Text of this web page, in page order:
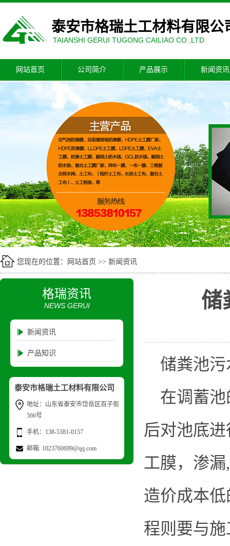
泰安市格瑞土工材料有限公
TAIANSHI GERUI TUGONG CAILIAO CO.,LTD
网站首页 公司简介 产品展示 新闻资讯
您现在的位置： 网站首页 >> 新闻资讯
格瑞资讯
NEWS GERUI
新闻资讯
产品知识
泰安市格瑞土工材料有限公司
地址：山东省泰安市岱岳区百子街
566号
手机：138-5381-0157
邮箱: 1023760699@qq.com
储
储粪池污
在调蓄池
后对池底
工膜，渗
造价成本
程则要与